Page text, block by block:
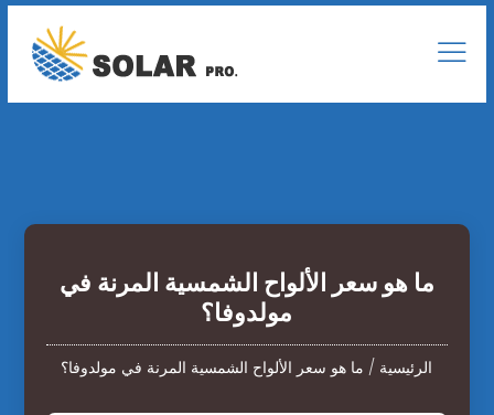
ما هو سعر الألواح الشمسية المرنة في
مولدوفا؟
الرئيسية / ما هو سعر الألواح الشمسية المرنة في مولدوفا؟